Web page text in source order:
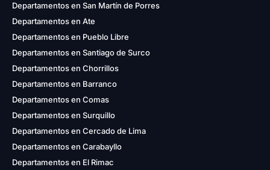
Departamentos en San Martín de Porres
Departamentos en Ate
Departamentos en Pueblo Libre
Departamentos en Santiago de Surco
Departamentos en Chorrillos
Departamentos en Barranco
Departamentos en Comas
Departamentos en Surquillo
Departamentos en Cercado de Lima
Departamentos en Carabayllo
Departamentos en El Rimac